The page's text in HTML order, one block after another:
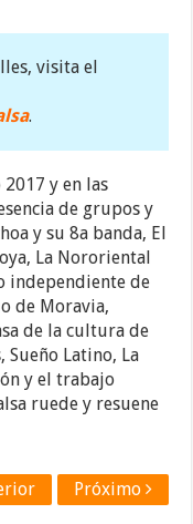
visita el
.
y en las
de grupos y
y su 8a banda, El
La Nororiental
independiente de
de Moravia,
de la cultura de
Latino, La
y el trabajo
ruede y resuene
Próximo